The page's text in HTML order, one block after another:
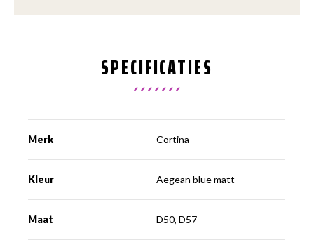
SPECIFICATIES
Merk Cortina
Kleur Aegean blue matt
Maat D50, D57